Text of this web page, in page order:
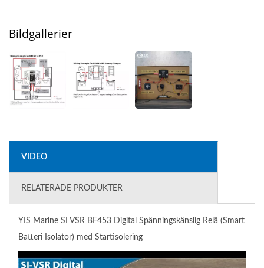
Bildgallerier
VIDEO
RELATERADE PRODUKTER
YIS Marine SI VSR BF453 Digital Spänningskänslig Relä (Smart
Batteri Isolator) med Startisolering